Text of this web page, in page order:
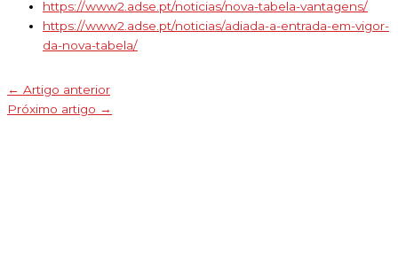
https://www2.adse.pt/noticias/nova-tabela-vantagens/
https://www2.adse.pt/noticias/adiada-a-entrada-em-vigor-
da-nova-tabela/
← Artigo anterior
Próximo artigo →